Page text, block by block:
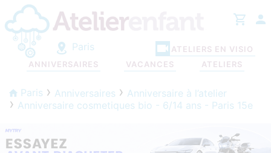
Paris
ANNIVERSAIRES VACANCES ATELIERS
ATELIERS EN VISIO
Paris Anniversaires
Anniversaire à l’atelier
Anniversaire cosmetiques bio - 6/14 ans - Paris 15e